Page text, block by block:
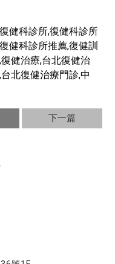
健科診所,復健科診所
健科診所推薦,復健訓
健治療,台北復健治
北復健治療門診,中
下一篇